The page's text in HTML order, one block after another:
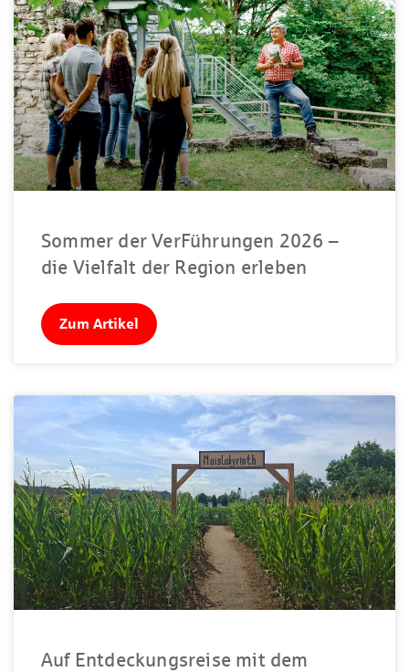
Sommer der VerFührungen 2026 –
die Vielfalt der Region erleben
Zum Artikel
Auf Entdeckungsreise mit dem